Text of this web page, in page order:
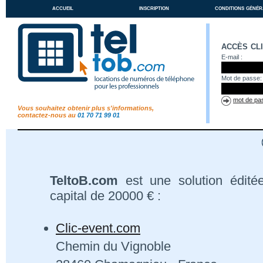
accueil inscription conditions
Vous souhaitez obtenir plus s'informations,
contactez-nous au 01 70 71 99 01
accès
E-mail :
Mot de passe:
mot de
TeltoB.com est une solution
capital de 20000 € :
Clic-event.com
Chemin du Vignoble